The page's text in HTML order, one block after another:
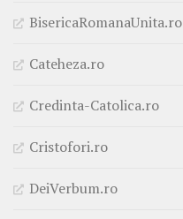
BisericaRomanaUnita.ro
Cateheza.ro
Credinta-Catolica.ro
Cristofori.ro
DeiVerbum.ro